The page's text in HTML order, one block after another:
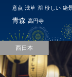
意点 浅草 湖 珍しい 絶
青森 高円寺